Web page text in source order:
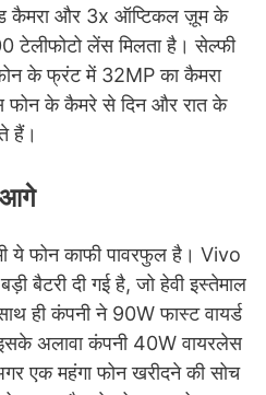
कैमरा और 3x ऑप्टिकल ज़ूम के
लेंस मिलता है। सेल्फी
के फ्रंट में 32MP का कैमरा
फोन के कैमरे से दिन और रात के
हैं।
आगे
ये फोन काफी पावरफुल है। Vivo
बैटरी दी गई है, जो हेवी इस्तेमाल
ही कंपनी ने 90W फास्ट वायर्ड
इसके अलावा कंपनी 40W वायरलेस
एक महंगा फोन खरीदने की सोच